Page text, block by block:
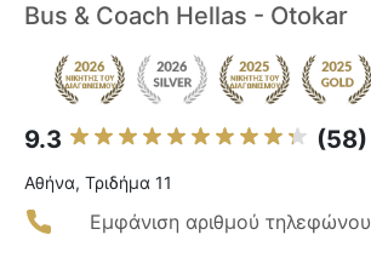
Bus & Coach Hellas - Otokar
9.3 (58)
Αθήνα, Τριδήμα 11
Εμφάνιση αριθμού τηλεφώνου